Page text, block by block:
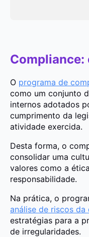
O programa de
como um conjunto
internos adotados
cumprimento da
atividade exercida.
Desta forma, o
consolidar uma
valores como a
responsabilidade.
Na prática, o
análise de riscos da
estratégias para a
de irregularidades.